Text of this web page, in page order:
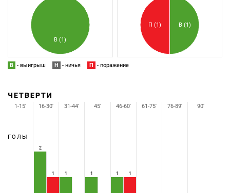
В (1)
В (1)
П (1)
В - выигрыш Н - ничья П - поражение
ЧЕТВЕРТИ
ГОЛЫ
2
1 1 1 1 1
1-15' 16-30' 31-44' 45' 46-60' 61-75' 76-89' 90'